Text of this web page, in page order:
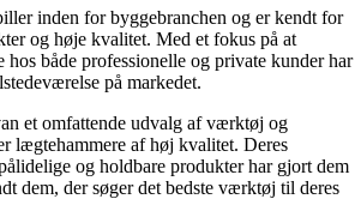
inden for byggebranchen og er kendt for
og høje kvalitet. Med et fokus på at
hos både professionelle og private kunder har
på markedet.
et omfattende udvalg af værktøj og
lægtehammere af høj kvalitet. Deres
og holdbare produkter har gjort dem
dem, der søger det bedste værktøj til deres